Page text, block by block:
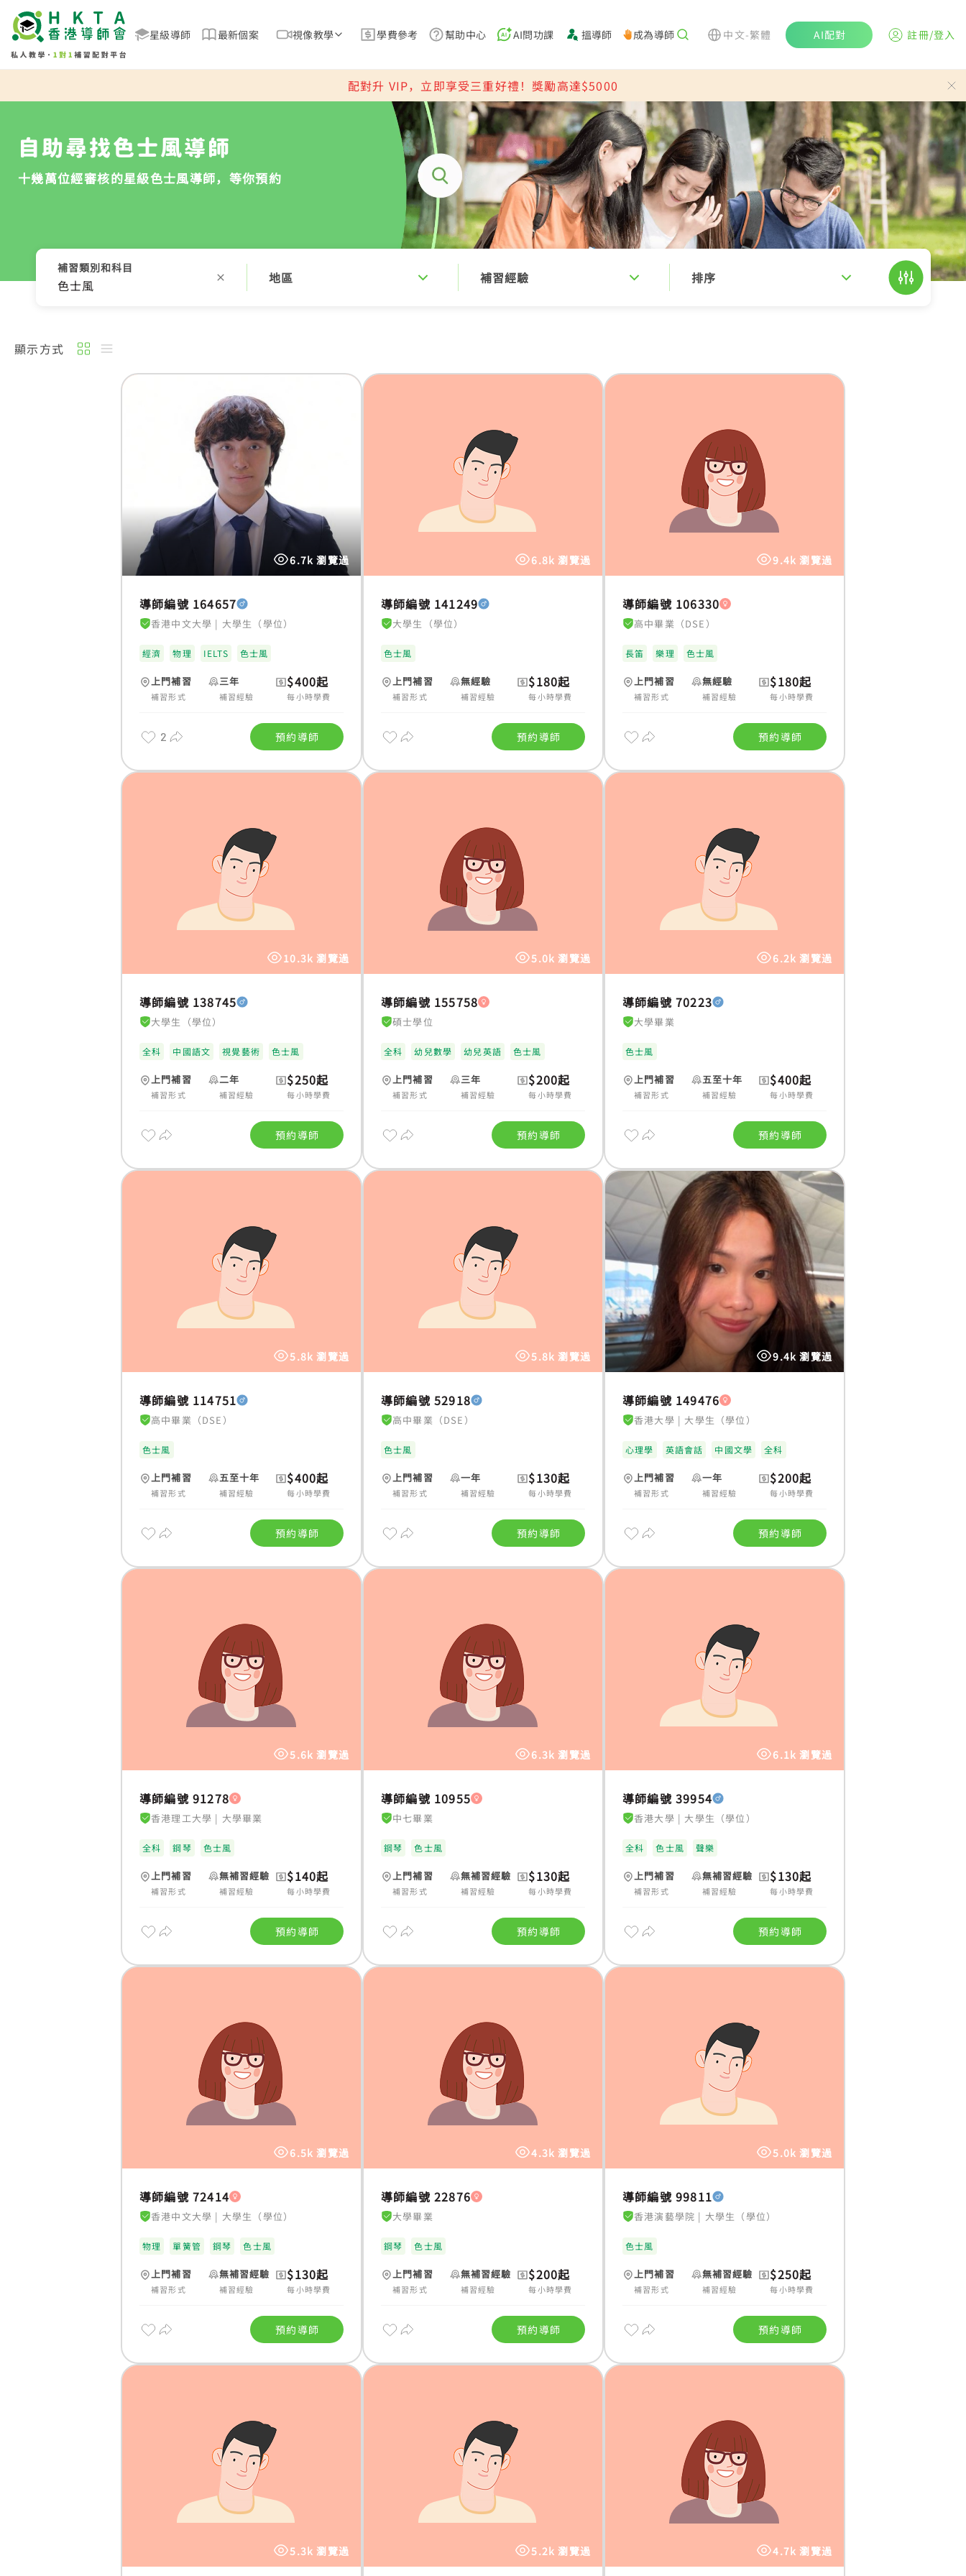
星級導師 最新個案 視像教學 學費參考 幫助中心 AI問功課 搵導師 成為導師 中文-繁體 AI配對 註冊/登入
配對升 VIP，立即享受三重好禮！獎勵高達$5000
自助尋找色士風導師
十幾萬位經審核的星級色士風導師，等你預約
補習類別和科目
色士風 地區 補習經驗 排序
顯示方式
6.7k 瀏覽過
導師編號 164657
香港中文大學 | 大學生（學位）
經濟 物理 IELTS 色士風
上門補習
補習形式
三年
補習經驗
$400起
每小時學費
2 預約導師
6.8k 瀏覽過
導師編號 141249
大學生（學位）
色士風
上門補習
補習形式
無經驗
補習經驗
$180起
每小時學費
預約導師
9.4k 瀏覽過
導師編號 106330
高中畢業（DSE）
長笛 樂理 色士風
上門補習
補習形式
無經驗
補習經驗
$180起
每小時學費
預約導師
10.3k 瀏覽過
導師編號 138745
大學生（學位）
全科 中國語文 視覺藝術 色士風
上門補習
補習形式
二年
補習經驗
$250起
每小時學費
預約導師
5.0k 瀏覽過
導師編號 155758
碩士學位
全科 幼兒數學 幼兒英語 色士風
上門補習
補習形式
三年
補習經驗
$200起
每小時學費
預約導師
6.2k 瀏覽過
導師編號 70223
大學畢業
色士風
上門補習
補習形式
五至十年
補習經驗
$400起
每小時學費
預約導師
5.8k 瀏覽過
導師編號 114751
高中畢業（DSE）
色士風
上門補習
補習形式
五至十年
補習經驗
$400起
每小時學費
預約導師
5.8k 瀏覽過
導師編號 52918
高中畢業（DSE）
色士風
上門補習
補習形式
一年
補習經驗
$130起
每小時學費
預約導師
9.4k 瀏覽過
導師編號 149476
香港大學 | 大學生（學位）
心理學 英語會話 中國文學 全科
上門補習
補習形式
一年
補習經驗
$200起
每小時學費
預約導師
5.6k 瀏覽過
導師編號 91278
香港理工大學 | 大學畢業
全科 鋼琴 色士風
上門補習
補習形式
無補習經驗
補習經驗
$140起
每小時學費
預約導師
6.3k 瀏覽過
導師編號 10955
中七畢業
鋼琴 色士風
上門補習
補習形式
無補習經驗
補習經驗
$130起
每小時學費
預約導師
6.1k 瀏覽過
導師編號 39954
香港大學 | 大學生（學位）
全科 色士風 聲樂
上門補習
補習形式
無補習經驗
補習經驗
$130起
每小時學費
預約導師
6.5k 瀏覽過
導師編號 72414
香港中文大學 | 大學生（學位）
物理 單簧管 鋼琴 色士風
上門補習
補習形式
無補習經驗
補習經驗
$130起
每小時學費
預約導師
4.3k 瀏覽過
導師編號 22876
大學畢業
鋼琴 色士風
上門補習
補習形式
無補習經驗
補習經驗
$200起
每小時學費
預約導師
5.0k 瀏覽過
導師編號 99811
香港演藝學院 | 大學生（學位）
色士風
上門補習
補習形式
無補習經驗
補習經驗
$250起
每小時學費
預約導師
5.3k 瀏覽過 5.2k 瀏覽過 4.7k 瀏覽過